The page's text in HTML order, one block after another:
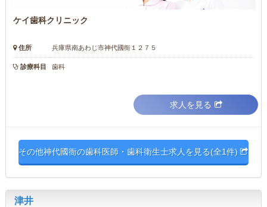
ケイ歯科クリニック
住所 兵庫県南あわじ市神代國衙１２７５
診療科目 歯科
求人を見る
その他神代國衙の歯科医師・歯科衛生士求人を見る(全1件)
津井